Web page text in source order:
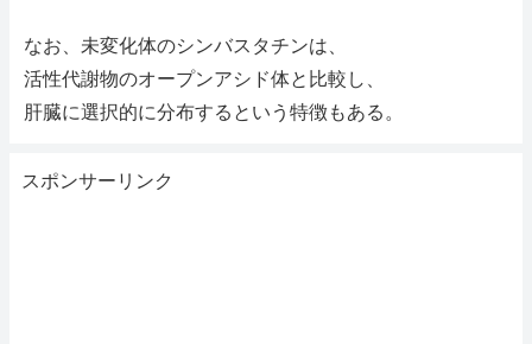
なお、未変化体のシンバスタチンは、
活性代謝物のオープンアシド体と比較し、
肝臓に選択的に分布するという特徴もある。
スポンサーリンク